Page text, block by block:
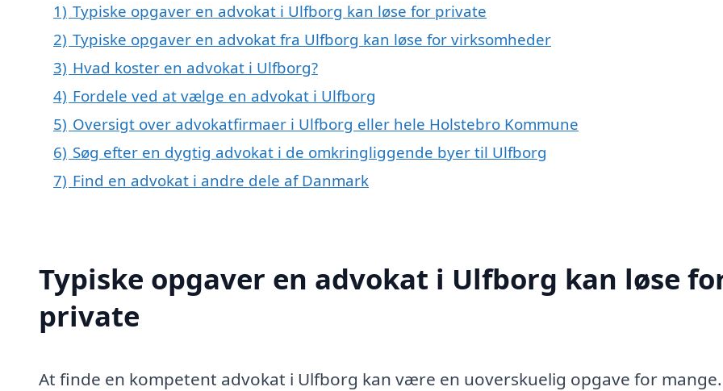
1) Typiske opgaver en advokat i Ulfborg kan løse for private
2) Typiske opgaver en advokat fra Ulfborg kan løse for virksomheder
3) Hvad koster en advokat i Ulfborg?
4) Fordele ved at vælge en advokat i Ulfborg
5) Oversigt over advokatfirmaer i Ulfborg eller hele Holstebro Kommune
6) Søg efter en dygtig advokat i de omkringliggende byer til Ulfborg
7) Find en advokat i andre dele af Danmark
Typiske opgaver en advokat i Ulfborg kan løse
private
At finde en kompetent advokat i Ulfborg kan være en uoverskuelig opgave for mange.